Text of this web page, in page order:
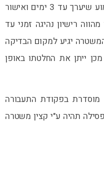
השוטר בשטח יזמן את הנהג לשימוע שיערך עד 3 ימים ואישור
רישיון נהיגה זמני עד
יגיע למקום הבדיקה
ייתן את החלטתו באופן
בפקודת התעבורה
תהיה ע"י קצין משטרה